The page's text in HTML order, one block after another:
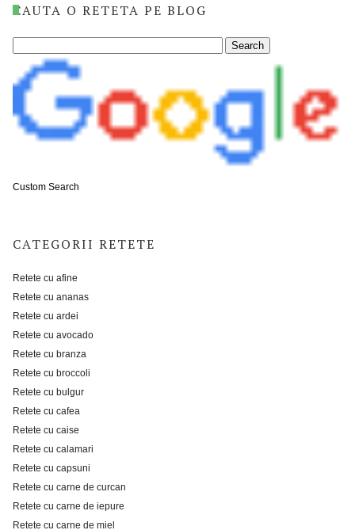
CAUTA O RETETA PE BLOG
Custom Search
CATEGORII RETETE
Retete cu afine
Retete cu ananas
Retete cu ardei
Retete cu avocado
Retete cu branza
Retete cu broccoli
Retete cu bulgur
Retete cu cafea
Retete cu caise
Retete cu calamari
Retete cu capsuni
Retete cu carne de curcan
Retete cu carne de iepure
Retete cu carne de miel